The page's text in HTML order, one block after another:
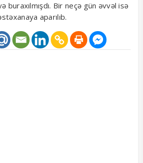
buraxılmışdı. Bir neçə gün əvvəl isə
aparılıb.